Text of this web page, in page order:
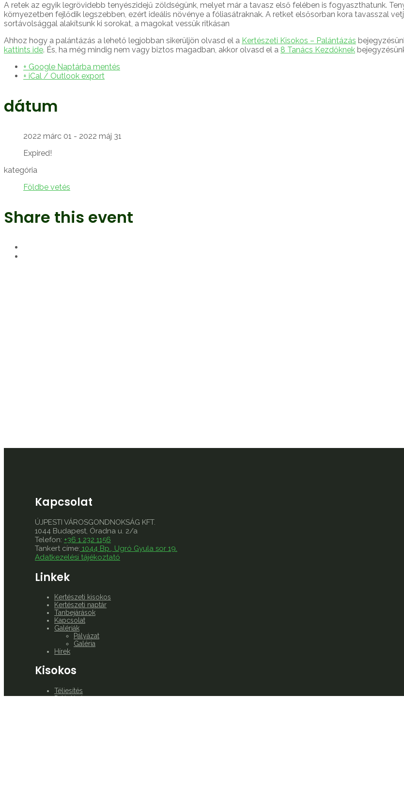
A retek az egyik legrövidebb tenyészidejű zöldségünk, melyet már a tavasz első felében is fogyaszthatunk.
környezetben fejlődik legszebben, ezért ideális növénye a fóliasátraknak. A retket elsősorban kora tavasszal
sortávolsággal alakítsunk ki sorokat, a magokat vessük ritkásan
Ahhoz hogy a palántázás a lehető legjobban sikerüljön olvasd el a Kertészeti Kisokos – Palántázás
kattints ide. És, ha még mindig nem vagy biztos magadban, akkor olvasd el a 8 Tanács Kezdőknek
+ Google Naptárba mentés
+ iCal / Outlook export
dátum
2022 márc 01 - 2022 máj 31
Expired!
kategória
Földbe vetés
Share this event
Kapcsolat
ÚJPESTI VÁROSGONDNOKSÁG KFT.
1044 Budapest, Óradna u. 2/a
Telefon: +36 1 232 1156
Tankert címe: 1044 Bp., Ugró Gyula sor 19.
Adatkezelési tájékoztató
Linkek
Kertészeti kisokos
Kertészeti naptár
Tanbejárások
Kapcsolat
Galériák
Pályázat
Galéria
Hírek
Kisokos
Téliesítés
Palántázás